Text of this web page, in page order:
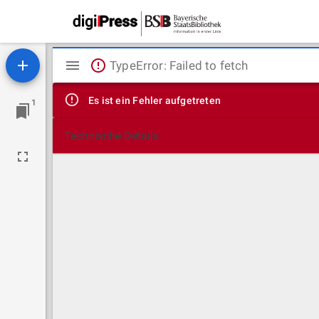
1
Mirador
Viewer
TypeError: Failed to fetch
Es ist ein Fehler aufgetreten
Technische Details